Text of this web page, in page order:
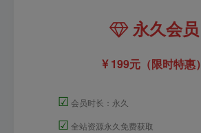
永久会员
199元（限时特惠）
☑ 会员时长：永久
☑ 全站资源永久免费获取